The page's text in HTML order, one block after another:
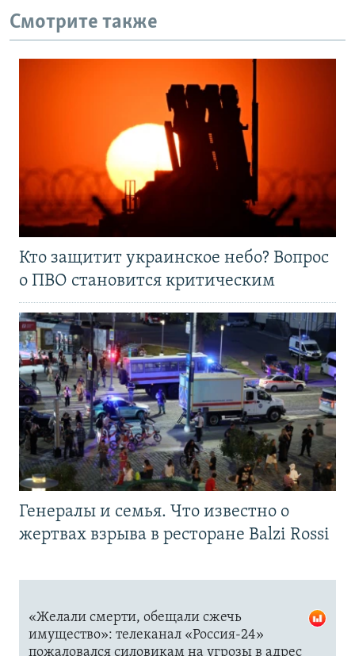
Смотрите также
Кто защитит украинское небо? Вопрос
о ПВО становится критическим
Генералы и семья. Что известно о
жертвах взрыва в ресторане Balzi Rossi